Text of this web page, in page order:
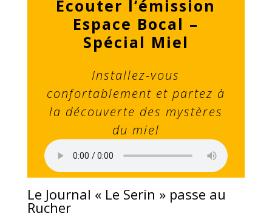
Écouter l’émission
Espace Bocal –
Spécial Miel
Installez-vous
confortablement et partez à
la découverte des mystères
du miel
Le Journal « Le Serin » passe au
Rucher